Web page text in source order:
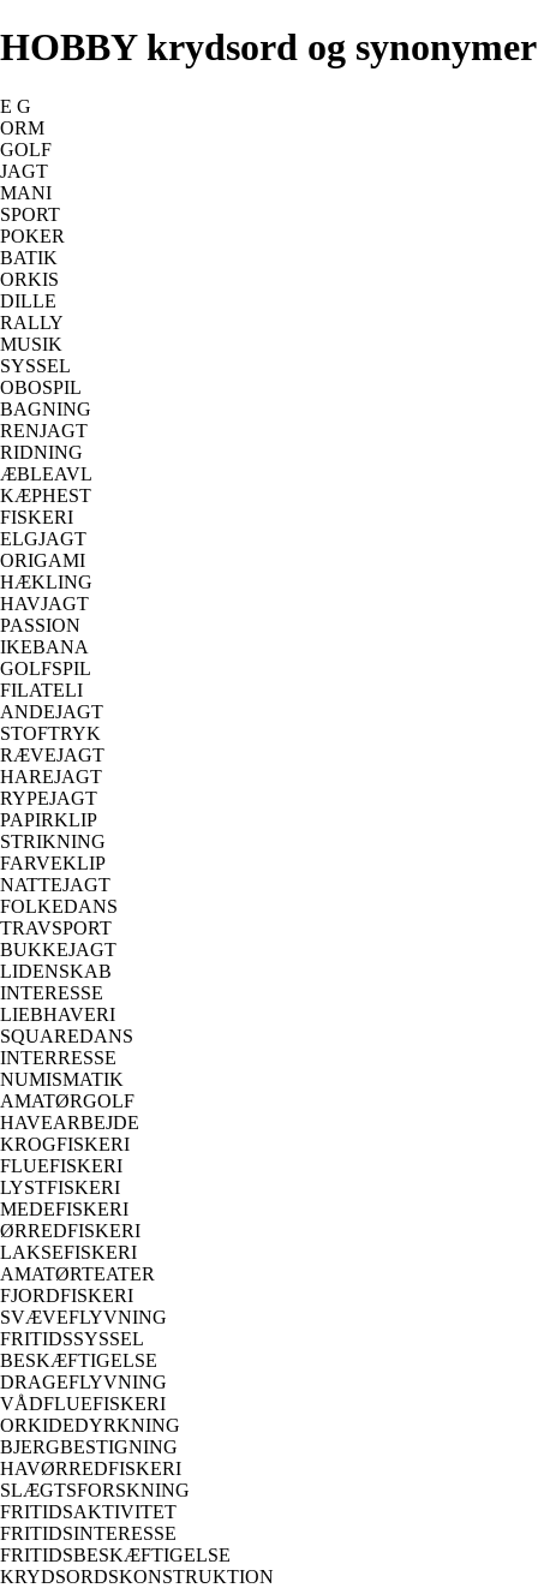
HOBBY krydsord og synonymer
E G
ORM
GOLF
JAGT
MANI
SPORT
POKER
BATIK
ORKIS
DILLE
RALLY
MUSIK
SYSSEL
OBOSPIL
BAGNING
RENJAGT
RIDNING
ÆBLEAVL
KÆPHEST
FISKERI
ELGJAGT
ORIGAMI
HÆKLING
HAVJAGT
PASSION
IKEBANA
GOLFSPIL
FILATELI
ANDEJAGT
STOFTRYK
RÆVEJAGT
HAREJAGT
RYPEJAGT
PAPIRKLIP
STRIKNING
FARVEKLIP
NATTEJAGT
FOLKEDANS
TRAVSPORT
BUKKEJAGT
LIDENSKAB
INTERESSE
LIEBHAVERI
SQUAREDANS
INTERRESSE
NUMISMATIK
AMATØRGOLF
HAVEARBEJDE
KROGFISKERI
FLUEFISKERI
LYSTFISKERI
MEDEFISKERI
ØRREDFISKERI
LAKSEFISKERI
AMATØRTEATER
FJORDFISKERI
SVÆVEFLYVNING
FRITIDSSYSSEL
BESKÆFTIGELSE
DRAGEFLYVNING
VÅDFLUEFISKERI
ORKIDEDYRKNING
BJERGBESTIGNING
HAVØRREDFISKERI
SLÆGTSFORSKNING
FRITIDSAKTIVITET
FRITIDSINTERESSE
FRITIDSBESKÆFTIGELSE
KRYDSORDSKONSTRUKTION